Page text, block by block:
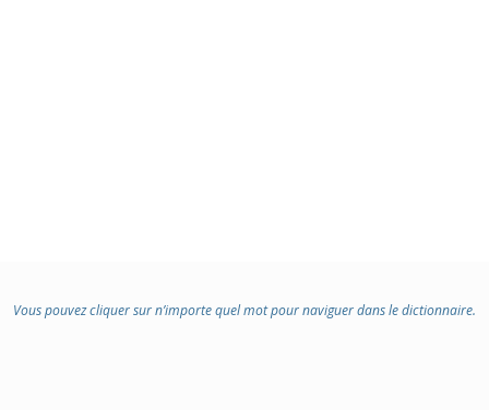
Vous pouvez cliquer sur n’importe quel mot pour naviguer dans le dictionnaire.